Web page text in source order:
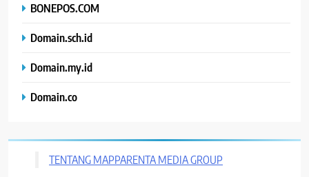
BONEPOS.COM
Domain.sch.id
Domain.my.id
Domain.co
TENTANG MAPPARENTA MEDIA GROUP